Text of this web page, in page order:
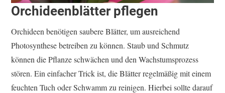
Orchideenblätter pflegen
Orchideen benötigen saubere Blätter, um ausreichend
Photosynthese betreiben zu können. Staub und Schmutz
können die Pflanze schwächen und den Wachstumsprozess
stören. Ein einfacher Trick ist, die Blätter regelmäßig mit einem
feuchten Tuch oder Schwamm zu reinigen. Hierbei sollte darauf